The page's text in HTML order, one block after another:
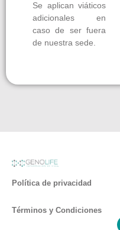
Se aplican viáticos
adicionales en
caso de ser fuera
de nuestra sede.
Política de privacidad
Términos y Condiciones